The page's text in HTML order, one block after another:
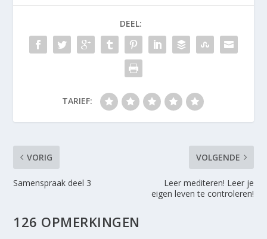
DEEL:
TARIEF:
VORIG
Samenspraak deel 3
VOLGENDE
Leer mediteren! Leer je
eigen leven te controleren!
126 OPMERKINGEN